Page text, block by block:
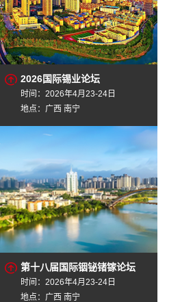
2026国际锡业论坛
时间：2026年4月23-24日
地点：广西 南宁
第十八届国际铟铋锗镓论坛
时间：2026年4月23-24日
地点：广西 南宁